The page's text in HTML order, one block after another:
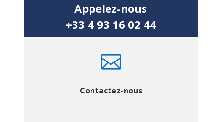
Appelez-nous
+33 4 93 16 02 44

Contactez-nous